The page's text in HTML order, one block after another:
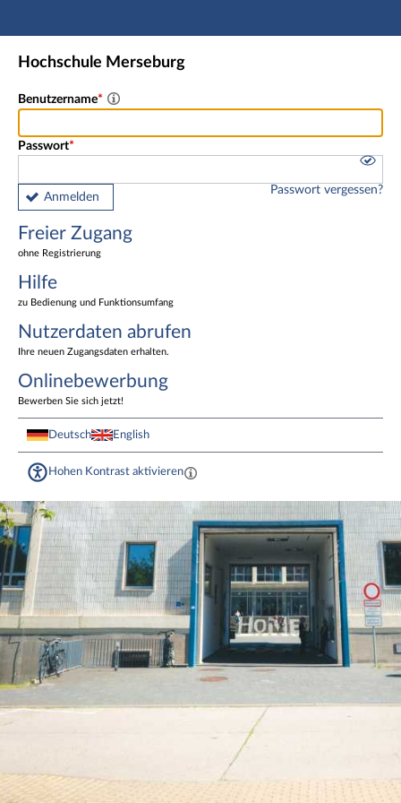
Hauptnavigation
Freier Zugang
Nutzerdaten abrufen
Fußzeile
Hochschule Merseburg
Benutzername
Passwort
Anmelden
Passwort vergessen?
Freier Zugang
ohne Registrierung
Hilfe
zu Bedienung und Funktionsumfang
Nutzerdaten abrufen
Ihre neuen Zugangsdaten erhalten.
Onlinebewerbung
Bewerben Sie sich jetzt!
Deutsch English
Hohen Kontrast aktivieren